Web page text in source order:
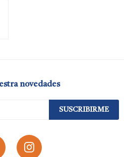
novedades
SUSCRIBIRME
